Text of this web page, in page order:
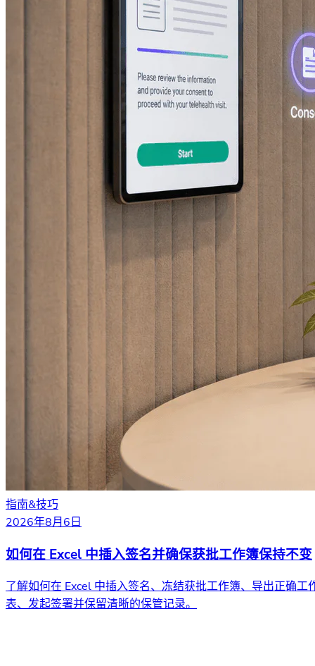
指南&技巧
2026年8月6日
如何在 Excel 中插入签名并确保获批工作簿保持不变
了解如何在 Excel 中插入签名、冻结获批工作簿、导出正确工
表、发起签署并保留清晰的保管记录。